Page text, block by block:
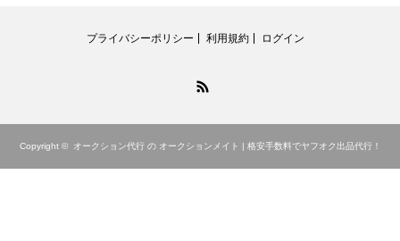
プライバシーポリシー 利用規約 ログイン
Copyright © オークション代行 の オークションメイト | 格安手数料でヤフオク出品代行！